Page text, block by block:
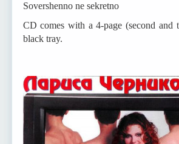
Sovershenno ne sekretno
CD comes with a 4-page (second
black tray.